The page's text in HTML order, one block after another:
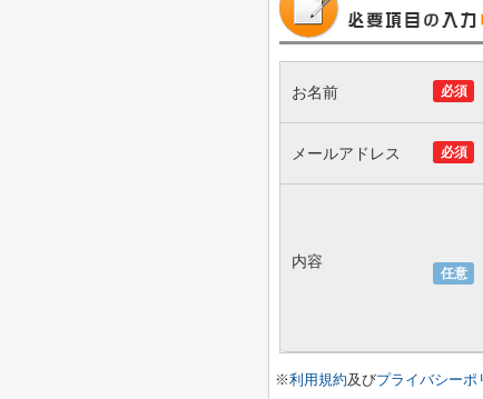
必須
お名前
必須
メールアドレス
任意
内容
※利用規約及びプライバシーポ